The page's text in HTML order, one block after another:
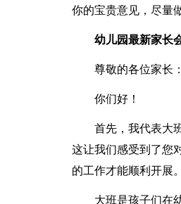
你的宝贵意见，尽量
幼儿园最新家长
尊敬的各位家长：
你们好！
首先，我代表大
这让我们感受到了您
的工作才能顺利开展
大班是孩子们在